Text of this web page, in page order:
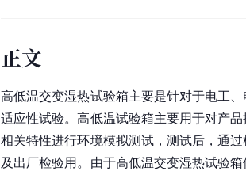
正文
高低温交变湿热试验箱主要是针对于电工
适应性试验。高低温试验箱主要用于对产
相关特性进行环境模拟测试，测试后，通
及出厂检验用。由于高低温交变湿热试验